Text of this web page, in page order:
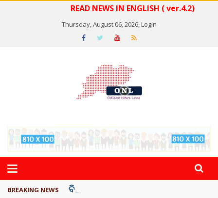
READ NEWS IN ENGLISH ( ver.4.2)
Thursday, August 06, 2026,Login
BREAKING NEWS ବିଏସ୍‌ପିର ବିଧାୟକ ଉମା ଶଙ୍କର ସିଂହଙ୍କ ...